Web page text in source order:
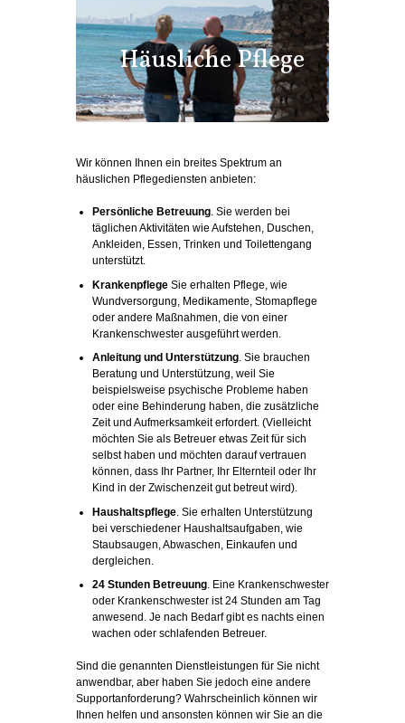
Häusliche Pflege
Wir können Ihnen ein breites Spektrum an
häuslichen Pflegediensten anbieten:
Persönliche Betreuung. Sie werden bei
täglichen Aktivitäten wie Aufstehen, Duschen,
Ankleiden, Essen, Trinken und Toilettengang
unterstützt.
Krankenpflege Sie erhalten Pflege, wie
Wundversorgung, Medikamente, Stomapflege
oder andere Maßnahmen, die von einer
Krankenschwester ausgeführt werden.
Anleitung und Unterstützung. Sie brauchen
Beratung und Unterstützung, weil Sie
beispielsweise psychische Probleme haben
oder eine Behinderung haben, die zusätzliche
Zeit und Aufmerksamkeit erfordert. (Vielleicht
möchten Sie als Betreuer etwas Zeit für sich
selbst haben und möchten darauf vertrauen
können, dass Ihr Partner, Ihr Elternteil oder Ihr
Kind in der Zwischenzeit gut betreut wird).
Haushaltspflege . Sie erhalten Unterstützung
bei verschiedener Haushaltsaufgaben, wie
Staubsaugen, Abwaschen, Einkaufen und
dergleichen.
24 Stunden Betreuung. Eine Krankenschwester
oder Krankenschwester ist 24 Stunden am Tag
anwesend. Je nach Bedarf gibt es nachts einen
wachen oder schlafenden Betreuer.
Sind die genannten Dienstleistungen für Sie nicht
anwendbar, aber haben Sie jedoch eine andere
Supportanforderung? Wahrscheinlich können wir
Ihnen helfen und ansonsten können wir Sie an die